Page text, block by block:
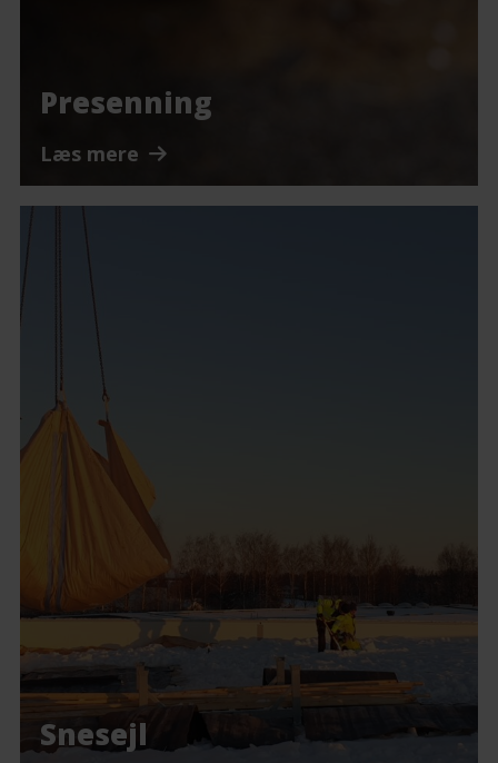
Presenning
Læs mere
Snesejl